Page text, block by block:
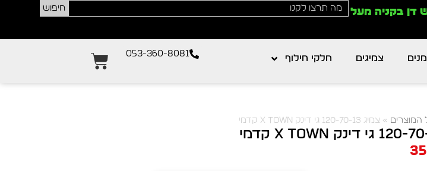
דן בקניה מעל
חיפוש
צמיגים חלקי חילוף 053-360-8081
המוצרים » צמיג 120-70-13 גי דינק X TOWN קדמי